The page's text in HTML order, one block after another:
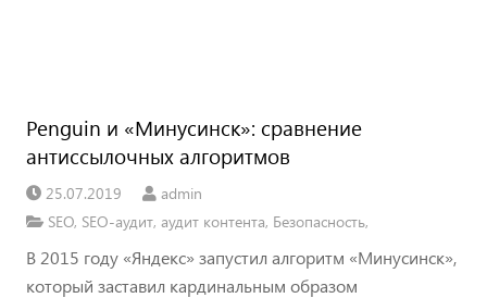
Penguin и «Минусинск»: сравнение
антиссылочных алгоритмов
25.07.2019
admin
SEO, SEO-аудит, аудит контента, Безопасность,
В 2015 году «Яндекс» запустил алгоритм «Минусинск»,
который заставил кардинальным образом